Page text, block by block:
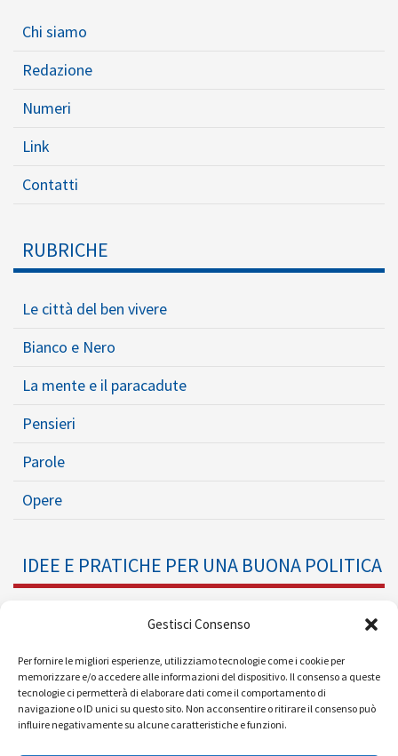
Gestisci Consenso
Per fornire le migliori esperienze, utilizziamo tecnologie come i cookie per
memorizzare e/o accedere alle informazioni del dispositivo. Il consenso a queste
tecnologie ci permetterà di elaborare dati come il comportamento di
navigazione o ID unici su questo sito. Non acconsentire o ritirare il consenso può
influire negativamente su alcune caratteristiche e funzioni.
Chi siamo
Redazione
Numeri
Link
Contatti
RUBRICHE
Le città del ben vivere
Bianco e Nero
La mente e il paracadute
Pensieri
Parole
Opere
IDEE E PRATICHE PER UNA BUONA POLITICA
Formazione Politica
Eventi